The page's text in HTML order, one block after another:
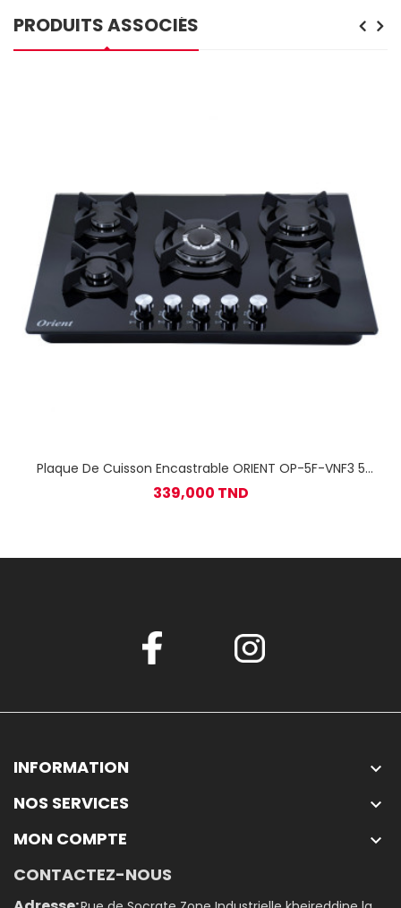
PRODUITS ASSOCIÉS
Plaque De Cuisson Encastrable ORIENT OP-5F-VNF3 5
Feux - Noir
339,000 TND
INFORMATION 
NOS SERVICES 
MON COMPTE 
CONTACTEZ-NOUS